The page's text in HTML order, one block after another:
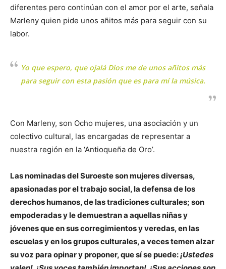
diferentes pero continúan con el amor por el arte, señala
Marleny quien pide unos añitos más para seguir con su
labor.
Yo que espero, que ojalá Dios me de unos añitos más
para seguir con esta pasión que es para mí la música.
Con Marleny, son Ocho mujeres, una asociación y un
colectivo cultural, las encargadas de representar a
nuestra región en la ‘Antioqueña de Oro’.
Las nominadas del Suroeste son mujeres diversas,
apasionadas por el trabajo social, la defensa de los
derechos humanos, de las tradiciones culturales; son
empoderadas y le demuestran a aquellas niñas y
jóvenes que en sus corregimientos y veredas, en las
escuelas y en los grupos culturales, a veces temen alzar
su voz para opinar y proponer, que sí se puede:¡Ustedes